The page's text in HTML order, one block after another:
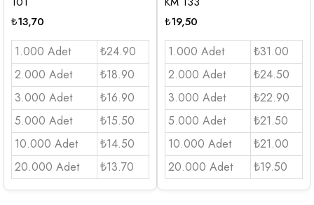
₺13,70
1.000 Adet
₺24.90
2.000 Adet
₺18.90
3.000 Adet
₺16.90
5.000 Adet
₺15.50
10.000 Adet
₺14.50
20.000 Adet
₺13.70
₺19,50
1.000 Adet
₺31.00
2.000 Adet
₺24.50
3.000 Adet
₺22.90
5.000 Adet
₺21.50
10.000 Adet
₺21.00
20.000 Adet
₺19.50